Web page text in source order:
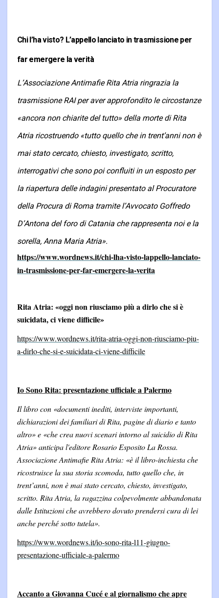
Chi l’ha visto? L’appello lanciato in trasmissione per
far emergere la verità
L’Associazione Antimafie Rita Atria ringrazia la
trasmissione RAI per aver approfondito le circostanze
«ancora non chiarite del tutto» della morte di Rita
Atria ricostruendo «tutto quello che in trent’anni non è
mai stato cercato, chiesto, investigato, scritto,
interrogativi che sono poi confluiti in un esposto per
la riapertura delle indagini presentato al Procuratore
della Procura di Roma tramite l’Avvocato Goffredo
D’Antona del foro di Catania che rappresenta noi e la
sorella, Anna Maria Atria».
https://www.wordnews.it/chi-lha-visto-lappello-lanciato-
in-trasmissione-per-far-emergere-la-verita
Rita Atria: «oggi non riusciamo più a dirlo che si è
suicidata, ci viene difficile»
https://www.wordnews.it/rita-atria-oggi-non-riusciamo-piu-
a-dirlo-che-si-e-suicidata-ci-viene-difficile
Io Sono Rita: presentazione ufficiale a Palermo
Il libro con «documenti inediti, interviste importanti,
dichiarazioni dei familiari di Rita, pagine di diario e tanto
altro» e «che crea nuovi scenari intorno al suicidio di Rita
Atria» anticipa l'editore Rosario Esposito La Rossa.
Associazione Antimafie Rita Atria: «è il libro-inchiesta che
ricostruisce la sua storia scomoda, tutto quello che, in
trent’anni, non è mai stato cercato, chiesto, investigato,
scritto. Rita Atria, la ragazzina colpevolmente abbandonata
dalle Istituzioni che avrebbero dovuto prendersi cura di lei
anche perché sotto tutela».
https://www.wordnews.it/io-sono-rita-l11-giugno-
presentazione-ufficiale-a-palermo
Accanto a Giovanna Cucé e al giornalismo che apre